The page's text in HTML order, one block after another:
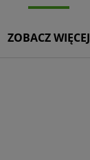
ZOBACZ WIĘCEJ